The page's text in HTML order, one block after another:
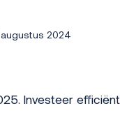
2024
Investeer